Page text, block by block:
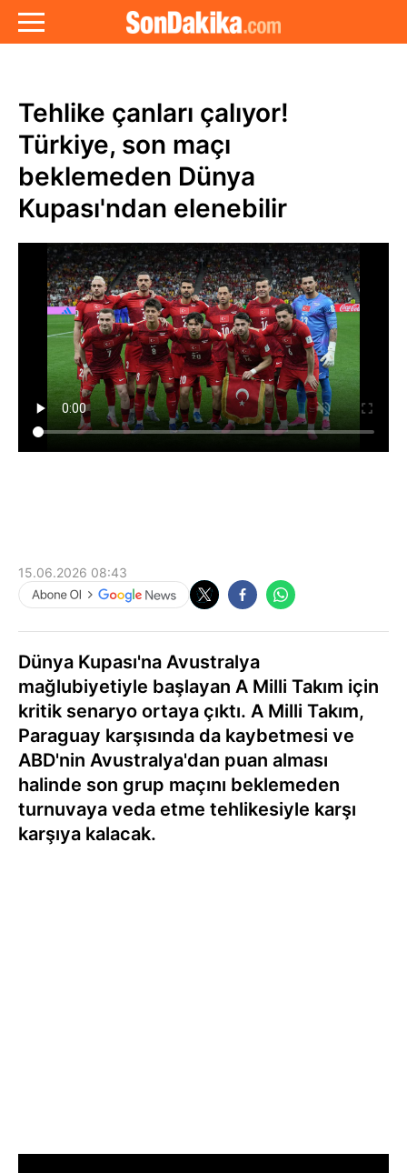
Tehlike çanları çalıyor!
Türkiye, son maçı
beklemeden Dünya
Kupası'ndan elenebilir
15.06.2026 08:43
Dünya Kupası'na Avustralya
mağlubiyetiyle başlayan A Milli Takım için
kritik senaryo ortaya çıktı. A Milli Takım,
Paraguay karşısında da kaybetmesi ve
ABD'nin Avustralya'dan puan alması
halinde son grup maçını beklemeden
turnuvaya veda etme tehlikesiyle karşı
karşıya kalacak.